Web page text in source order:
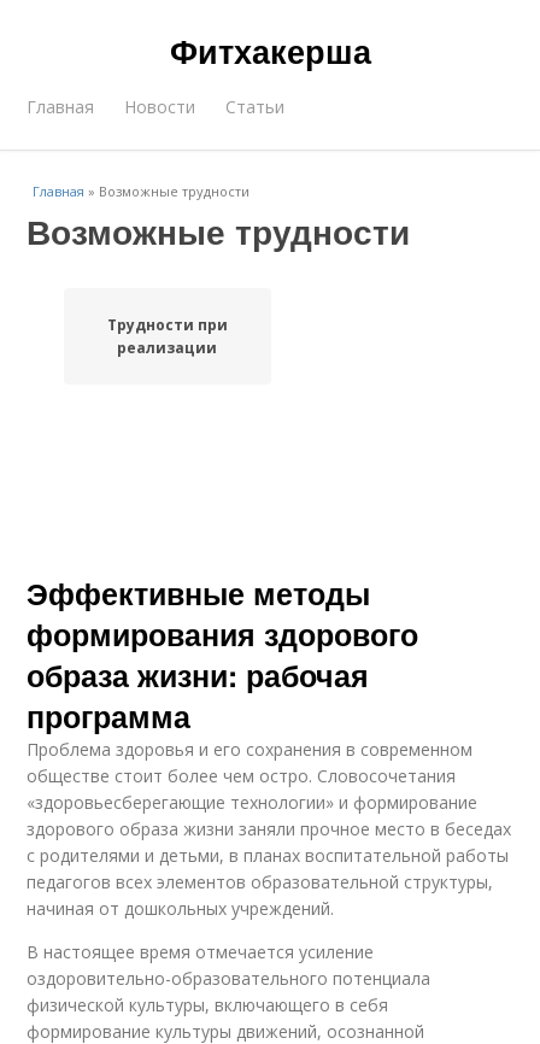
Фитхакерша
Главная Новости Статьи
Главная » Возможные трудности
Возможные трудности
Трудности при
реализации
Эффективные методы
формирования здорового
образа жизни: рабочая
программа
Проблема здоровья и его сохранения в современном
обществе стоит более чем остро. Словосочетания
«здоровьесберегающие технологии» и формирование
здорового образа жизни заняли прочное место в беседах
с родителями и детьми, в планах воспитательной работы
педагогов всех элементов образовательной структуры,
начиная от дошкольных учреждений.
В настоящее время отмечается усиление
оздоровительно-образовательного потенциала
физической культуры, включающего в себя
формирование культуры движений, осознанной